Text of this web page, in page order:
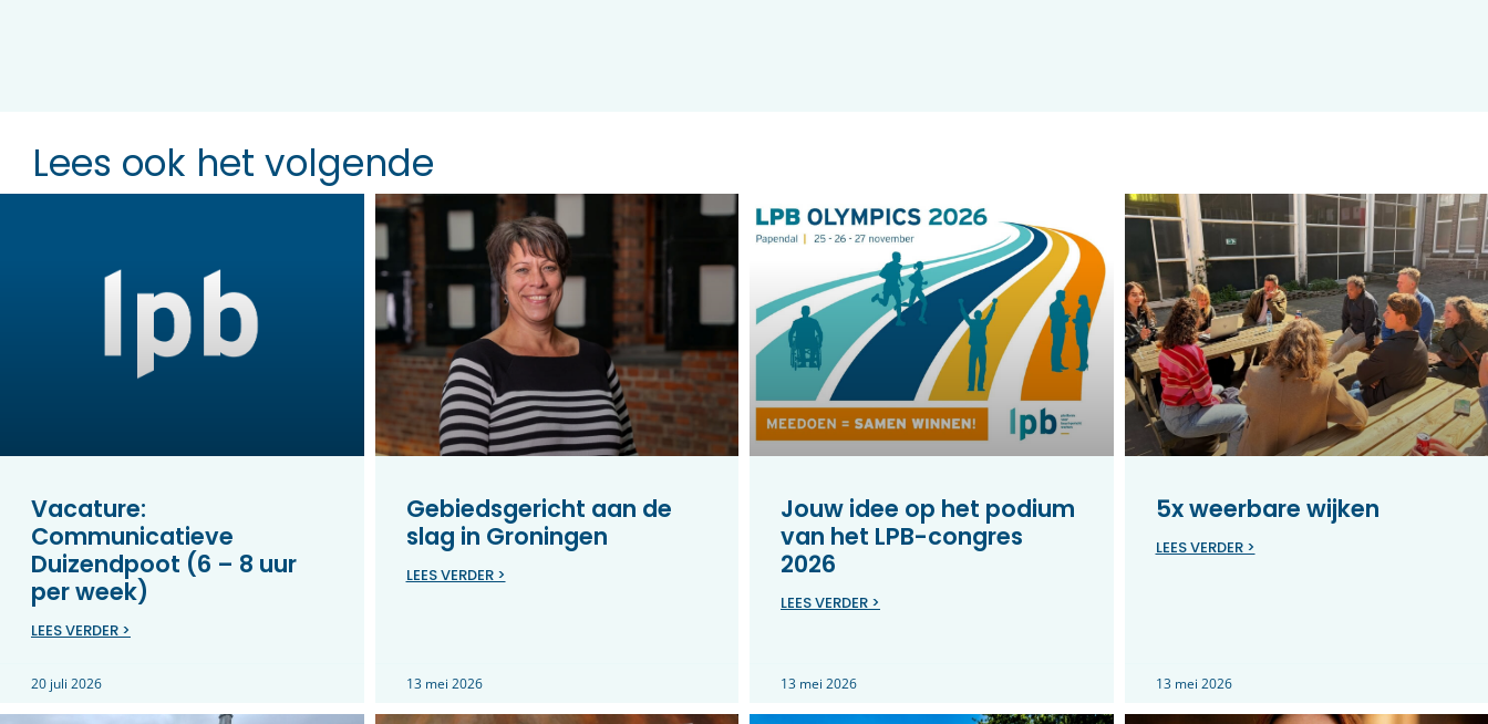
Lees ook het volgende
Vacature:
Communicatieve
Duizendpoot (6 – 8 uur
per week)
LEES VERDER >
20 juli 2026
Gebiedsgericht aan de
slag in Groningen
LEES VERDER >
13 mei 2026
Jouw idee op het podium
van het LPB-congres
2026
LEES VERDER >
13 mei 2026
5x weerbare wijken
LEES VERDER >
13 mei 2026